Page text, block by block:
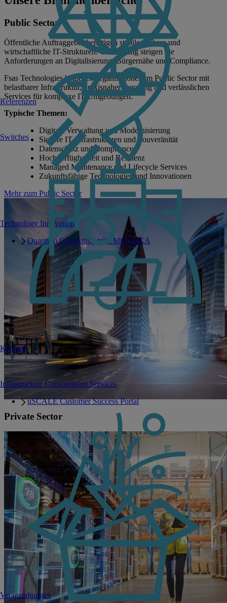
Switches
Infrastructure Consumption Services
uSCALE Customer Success Portal
Technology Innovation
Quantum Computing trifft MONAKA
Referenzen
Karriere
Veranstaltungen
Public Sector
Öffentliche Auftraggeber benötigen stabile, sichere und
wirtschaftliche IT-Strukturen. Gleichzeitig steigen die
Anforderungen an Digitalisierung, Bürgernähe und Compliance.
Fsas Technologies begleitet Organisationen im Public Sector mit
belastbarer Infrastruktur, praxisnaher Beratung und verlässlichen
Services für komplexe IT-Umgebungen.
Typische Themen:
Digitale Verwaltung und Modernisierung
Sichere IT-Infrastrukturen und Souveränität
Datenschutz und Compliance
Hochverfügbarkeit und Resilienz
Managed Maintenance und Lifecycle Services
Zukunftsfähige Technologien und Innovationen
Mehr zum Public Sector
Private Sector